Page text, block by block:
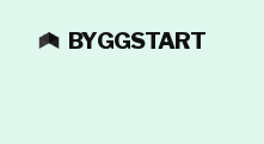
BYGGSTART